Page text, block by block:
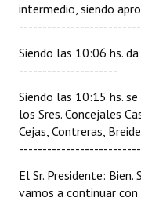
intermedio, siendo
Siendo las 10:06 hs.
---------------------
Siendo las 10:15 hs.
los Sres. Concejales
Cejas, Contreras,
El Sr. Presidente:
vamos a continuar